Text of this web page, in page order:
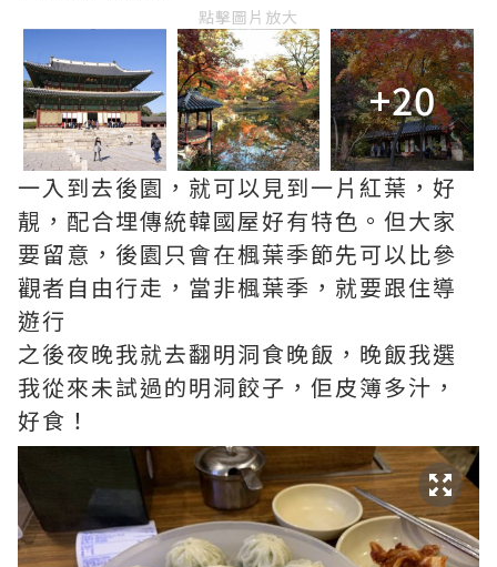
點擊圖片放大
+20
一入到去後園，就可以見到一片紅葉，好
靚，配合埋傳統韓國屋好有特色。但大家
要留意，後園只會在楓葉季節先可以比參
觀者自由行走，當非楓葉季，就要跟住導
遊行
之後夜晚我就去翻明洞食晚飯，晚飯我選
我從來未試過的明洞餃子，佢皮簿多汁，
好食！